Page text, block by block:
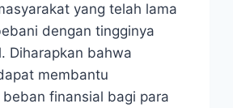
yang telah lama
dengan tingginya
Diharapkan bahwa
membantu
beban finansial bagi para